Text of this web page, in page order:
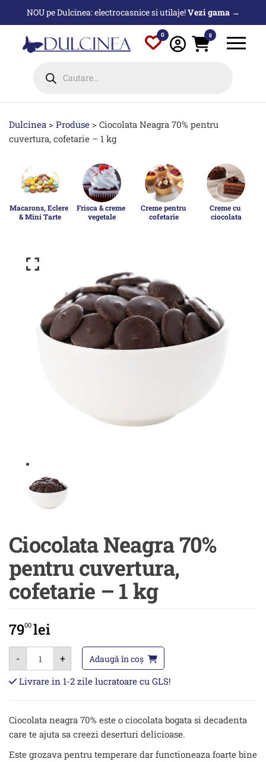
conținut
NOU pe Dulcinea: electrocasnice si utilaje!Vezi gama →
0 0
search
Dulcinea > Produse > Ciocolata Neagra 70% pentru
cuvertura, cofetarie – 1 kg
Macarons, Eclere
& Mini Tarte
Frisca & creme
vegetale
Creme pentru
cofetarie
Creme cu
ciocolata
Ciocolata Neagra 70%
pentru cuvertura,
cofetarie – 1 kg
7900 lei
-
Cantitate
Ciocolata
Neagra
70%
pentru
1
kg
+ Adaugă în coș
Livrare in 1-2 zile lucratoare cu GLS!
Ciocolata neagra 70% este o ciocolata bogata si decadenta
care te ajuta sa creezi deserturi delicioase.
Este grozava pentru temperare dar functioneaza foarte bine